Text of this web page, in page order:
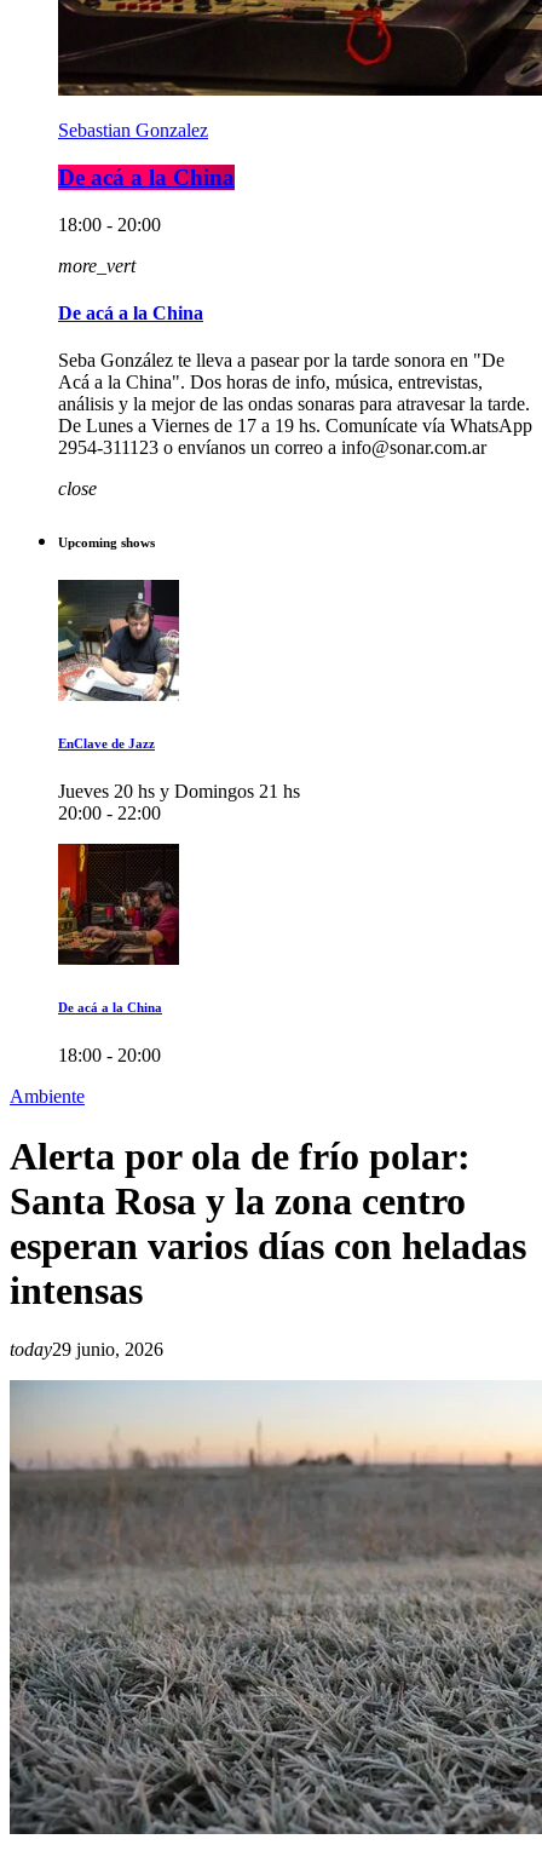
Sebastian Gonzalez
De acá a la China
18:00 - 20:00
more_vert
De acá a la China
Seba González te lleva a pasear por la tarde sonora en "De
Acá a la China". Dos horas de info, música, entrevistas,
análisis y la mejor de las ondas sonaras para atravesar la tarde.
De Lunes a Viernes de 17 a 19 hs. Comunícate vía WhatsApp
2954-311123 o envíanos un correo a info@sonar.com.ar
close
Upcoming shows
EnClave de Jazz
Jueves 20 hs y Domingos 21 hs
20:00 - 22:00
De acá a la China
18:00 - 20:00
Ambiente
Alerta por ola de frío polar:
Santa Rosa y la zona centro
esperan varios días con heladas
intensas
today29 junio, 2026